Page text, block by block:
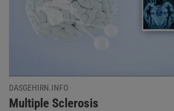
DASGEHIRN.INFO
:
Multiple Sclerosis